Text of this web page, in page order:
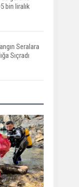
bin liralık
Seralara
Sıçradı
Yangını!
Anne ve
Çarptı